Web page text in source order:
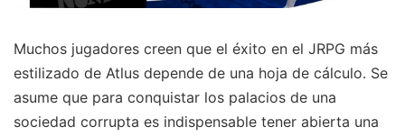
Muchos jugadores creen que el éxito en el JRPG más
estilizado de Atlus depende de una hoja de cálculo. Se
asume que para conquistar los palacios de una
sociedad corrupta es indispensable tener abierta una